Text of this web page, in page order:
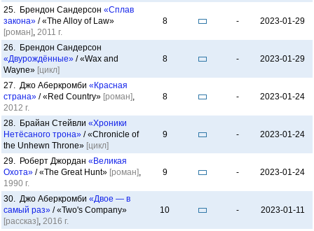
25. Брендон Сандерсон «Сплав
закона» / «The Alloy of Law»
[роман], 2011 г.
8 - 2023-01-29
26. Брендон Сандерсон
«Двурождённые» / «Wax and
Wayne» [цикл]
8 - 2023-01-29
27. Джо Аберкромби «Красная
страна» / «Red Country» [роман],
2012 г.
8 - 2023-01-24
28. Брайан Стейвли «Хроники
Нетёсаного трона» / «Chronicle of
the Unhewn Throne» [цикл]
9 - 2023-01-24
29. Роберт Джордан «Великая
Охота» / «The Great Hunt» [роман],
1990 г.
9 - 2023-01-24
30. Джо Аберкромби «Двое — в
самый раз» / «Two's Company»
[рассказ], 2016 г.
10 - 2023-01-11